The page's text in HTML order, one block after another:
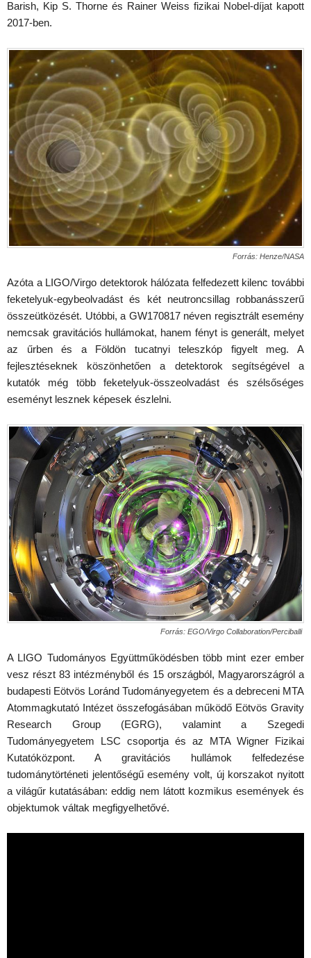
Barish, Kip S. Thorne és Rainer Weiss fizikai Nobel-díjat kapott
2017-ben.
Forrás: Henze/NASA
Azóta a LIGO/Virgo detektorok hálózata felfedezett kilenc további
feketelyuk-egybeolvadást és két neutroncsillag robbanásszerű
összeütközését. Utóbbi, a GW170817 néven regisztrált esemény
nemcsak gravitációs hullámokat, hanem fényt is generált, melyet
az űrben és a Földön tucatnyi teleszkóp figyelt meg. A
fejlesztéseknek köszönhetően a detektorok segítségével a
kutatók még több feketelyuk-összeolvadást és szélsőséges
eseményt lesznek képesek észlelni.
Forrás: EGO/Virgo Collaboration/Perciballi
A LIGO Tudományos Együttműködésben több mint ezer ember
vesz részt 83 intézményből és 15 országból, Magyarországról a
budapesti Eötvös Loránd Tudományegyetem és a debreceni MTA
Atommagkutató Intézet összefogásában működő Eötvös Gravity
Research Group (EGRG), valamint a Szegedi
Tudományegyetem LSC csoportja és az MTA Wigner Fizikai
Kutatóközpont. A gravitációs hullámok felfedezése
tudománytörténeti jelentőségű esemény volt, új korszakot nyitott
a világűr kutatásában: eddig nem látott kozmikus események és
objektumok váltak megfigyelhetővé.